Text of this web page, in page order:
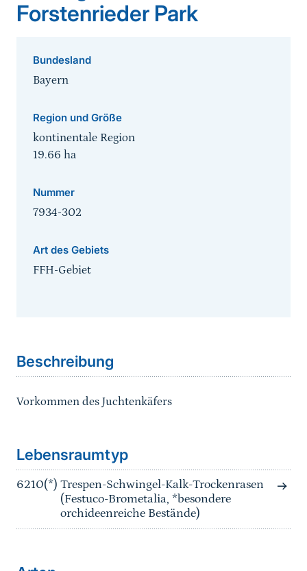
Forstenrieder Park
Bundesland
Bayern
Region und Größe
kontinentale Region
19.66 ha
Nummer
7934-302
Art des Gebiets
FFH-Gebiet
Beschreibung
Vorkommen des Juchtenkäfers
Lebensraumtyp
6210(*) Trespen-Schwingel-Kalk-Trockenrasen
(Festuco-Brometalia, *besondere
orchideenreiche Bestände)